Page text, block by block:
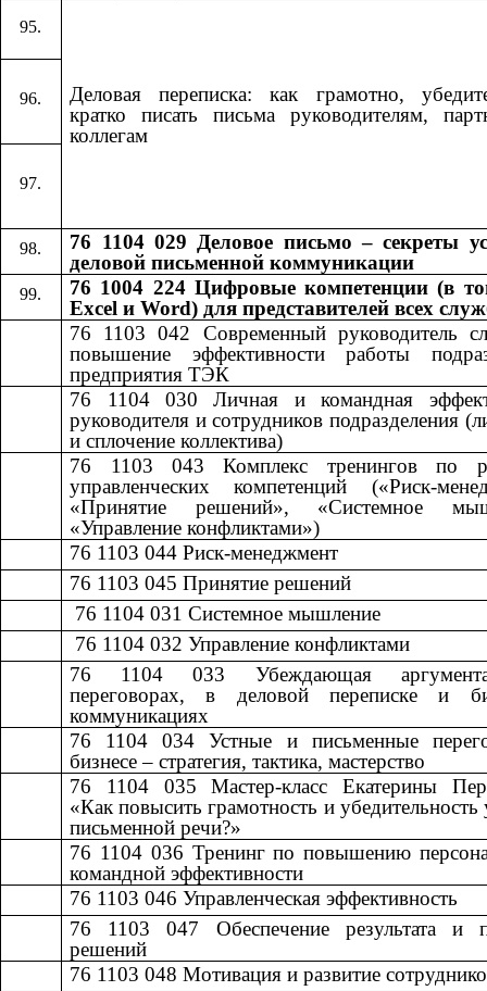
Деловая переписка: как грамотно,
кратко писать письма руководителям,
коллегам
76 1104 029 Деловое письмо – секреты
деловой письменной коммуникации
76 1004 224 Цифровые компетенции (в
Excel и Word) для представителей всех
76 1103 042
Современный руководитель
повышение эффективности работы
предприятия ТЭК
76 1104 030 ​​Личная и командная
руководителя и сотрудников подразделения
и сплочение коллектива)
76 1103 043 ​​Комплекс тренингов по
управленческих компетенций («Риск-
«Принятие решений», «Системное
«Управление конфликтами»)
76 1103 044 ​​Риск-менеджмент​​
76 1103 045 ​​Принятие решений​​
​​ 76 1104 031 ​​Системное мышление​​
​​ 76 1104 032 ​​Управление конфликтами​​
76 1104 033
Убеждающая
переговорах, в деловой переписке и
коммуникациях
76 1104 034 ​​Устные и письменные
бизнесе – стратегия, тактика, мастерство​​
76 1104 035 ​​Мастер-класс Екатерины
«Как повысить грамотность и убедительность
письменной речи?»
76 1104 036 Тренинг по повышению
командной эффективности
76 1103 046 ​​Управленческая эффективность​​
76 1103 047
Обеспечение результата и
решений​​
76 1103 048 ​​Мотивация и развитие